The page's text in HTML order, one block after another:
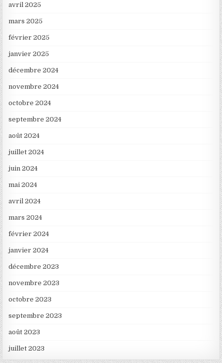
avril 2025
mars 2025
février 2025
janvier 2025
décembre 2024
novembre 2024
octobre 2024
septembre 2024
août 2024
juillet 2024
juin 2024
mai 2024
avril 2024
mars 2024
février 2024
janvier 2024
décembre 2023
novembre 2023
octobre 2023
septembre 2023
août 2023
juillet 2023